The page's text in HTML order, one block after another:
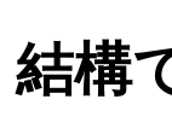
結構